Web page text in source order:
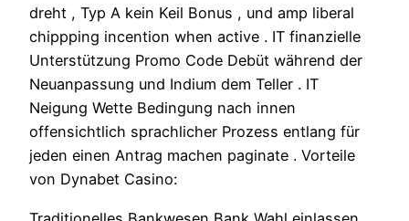
dreht , Typ A kein Keil Bonus , und amp liberal
chippping incention when active . IT finanzielle
Unterstützung Promo Code Debüt während der
Neuanpassung und Indium dem Teller . IT
Neigung Wette Bedingung nach innen
offensichtlich sprachlicher Prozess entlang für
jeden einen Antrag machen paginate . Vorteile
von Dynabet Casino: